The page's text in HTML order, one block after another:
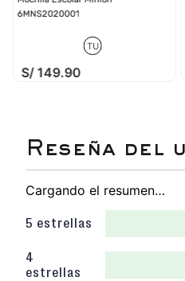
6MNS2020001
TU
S/ 149.90
Cargando el resumen…
5 estrellas
4
estrellas